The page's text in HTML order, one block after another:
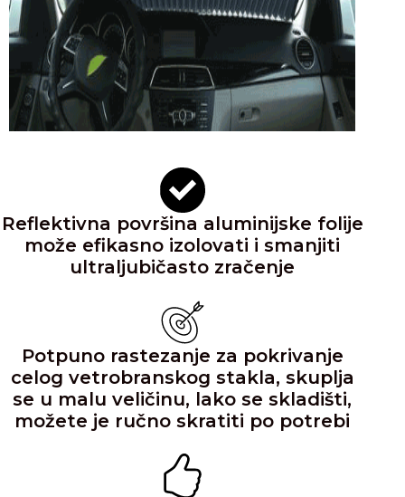
Reflektivna površina aluminijske folije
može efikasno izolovati i smanjiti
ultraljubičasto zračenje
Potpuno rastezanje za pokrivanje
celog vetrobranskog stakla, skuplja
se u malu veličinu, lako se skladišti,
možete je ručno skratiti po potrebi